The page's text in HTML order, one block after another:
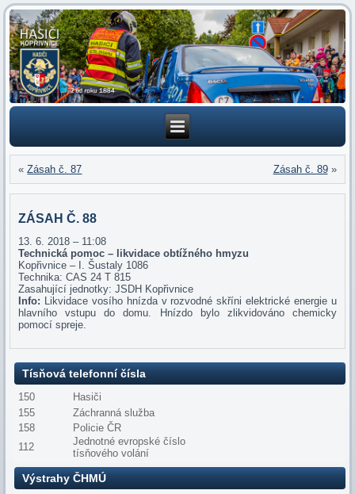
«Zásah č. 87 Zásah č. 89»
ZÁSAH Č. 88
13. 6. 2018 – 11:08
Technická pomoc – likvidace obtížného hmyzu
Kopřivnice – I. Šustaly 1086
Technika: CAS 24 T 815
Zasahující jednotky: JSDH Kopřivnice
Info: Likvidace vosího hnízda v rozvodné skříni elektrické energie u
hlavního vstupu do domu. Hnízdo bylo zlikvidováno chemicky
pomocí spreje.
Tísňová telefonní čísla
150
Hasiči
155
Záchranná služba
158
Policie ČR
112
Jednotné evropské číslo
tísňového volání
Výstrahy ČHMÚ